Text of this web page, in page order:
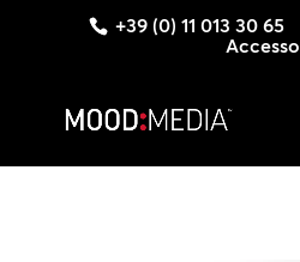
+39 (0) 11 013 30 65
Accesso